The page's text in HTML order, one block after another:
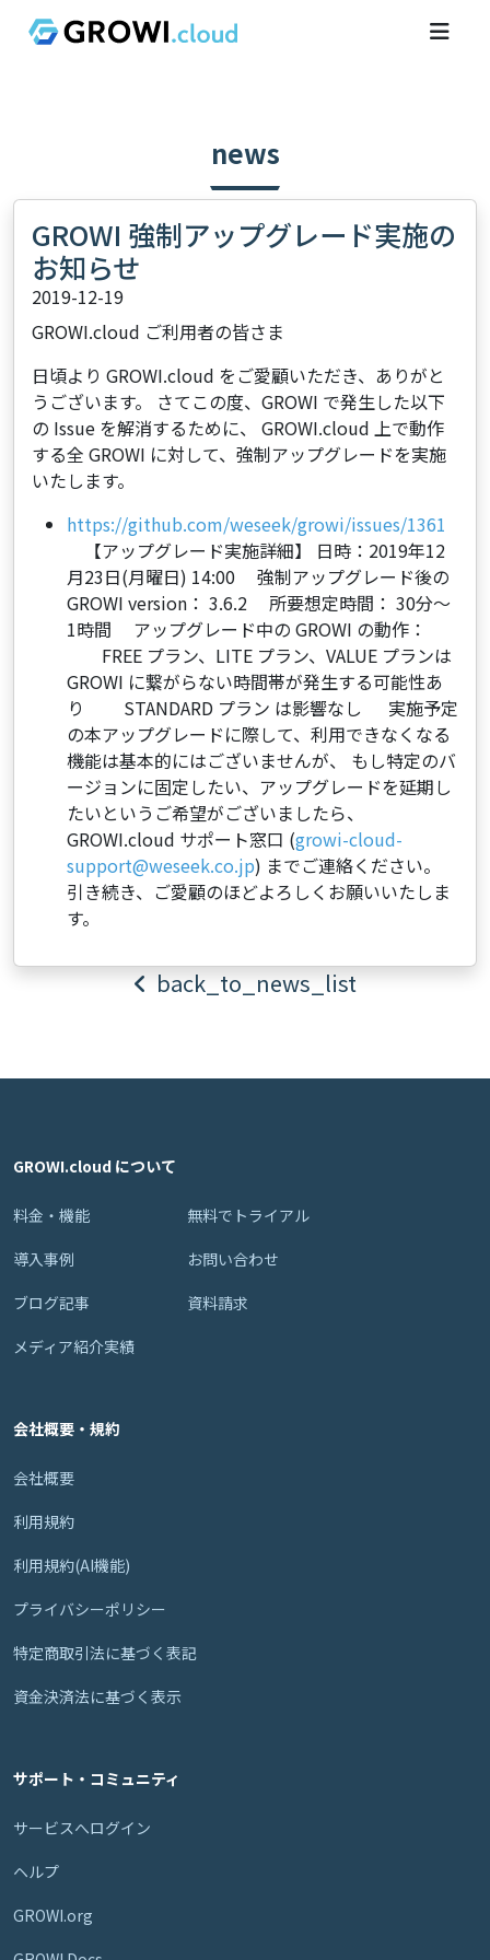
news
GROWI 強制アップグレード実施の
お知らせ
2019-12-19
GROWI.cloud ご利用者の皆さま
日頃より GROWI.cloud をご愛顧いただき、ありがと
うございます。 さてこの度、GROWI で発生した以下
の Issue を解消するために、 GROWI.cloud 上で動作
する全 GROWI に対して、強制アップグレードを実施
いたします。
https://github.com/weseek/growi/issues/1361
【アップグレード実施詳細】 日時：2019年12
月23日(月曜日) 14:00 強制アップグレード後の
GROWI version： 3.6.2 所要想定時間： 30分～
1時間 アップグレード中の GROWI の動作：
FREE プラン、LITE プラン、VALUE プランは
GROWI に繋がらない時間帯が発生する可能性あ
り STANDARD プラン は影響なし 実施予定
の本アップグレードに際して、利用できなくなる
機能は基本的にはございませんが、 もし特定のバ
ージョンに固定したい、アップグレードを延期し
たいというご希望がございましたら、
GROWI.cloud サポート窓口 (growi-cloud-
support@weseek.co.jp) までご連絡ください。
引き続き、ご愛顧のほどよろしくお願いいたしま
す。
back_to_news_list
GROWI.cloud について
料金・機能
導入事例
ブログ記事
メディア紹介実績
無料でトライアル
お問い合わせ
資料請求
会社概要・規約
会社概要
利用規約
利用規約(AI機能)
プライバシーポリシー
特定商取引法に基づく表記
資金決済法に基づく表示
サポート・コミュニティ
サービスへログイン
ヘルプ
GROWI.org